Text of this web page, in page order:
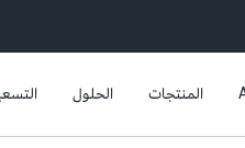
المنتجات الحلول